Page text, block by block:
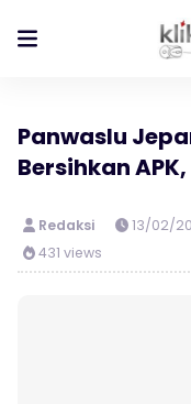
Panwaslu
Bersihkan
Redaksi 13/02/
431 views